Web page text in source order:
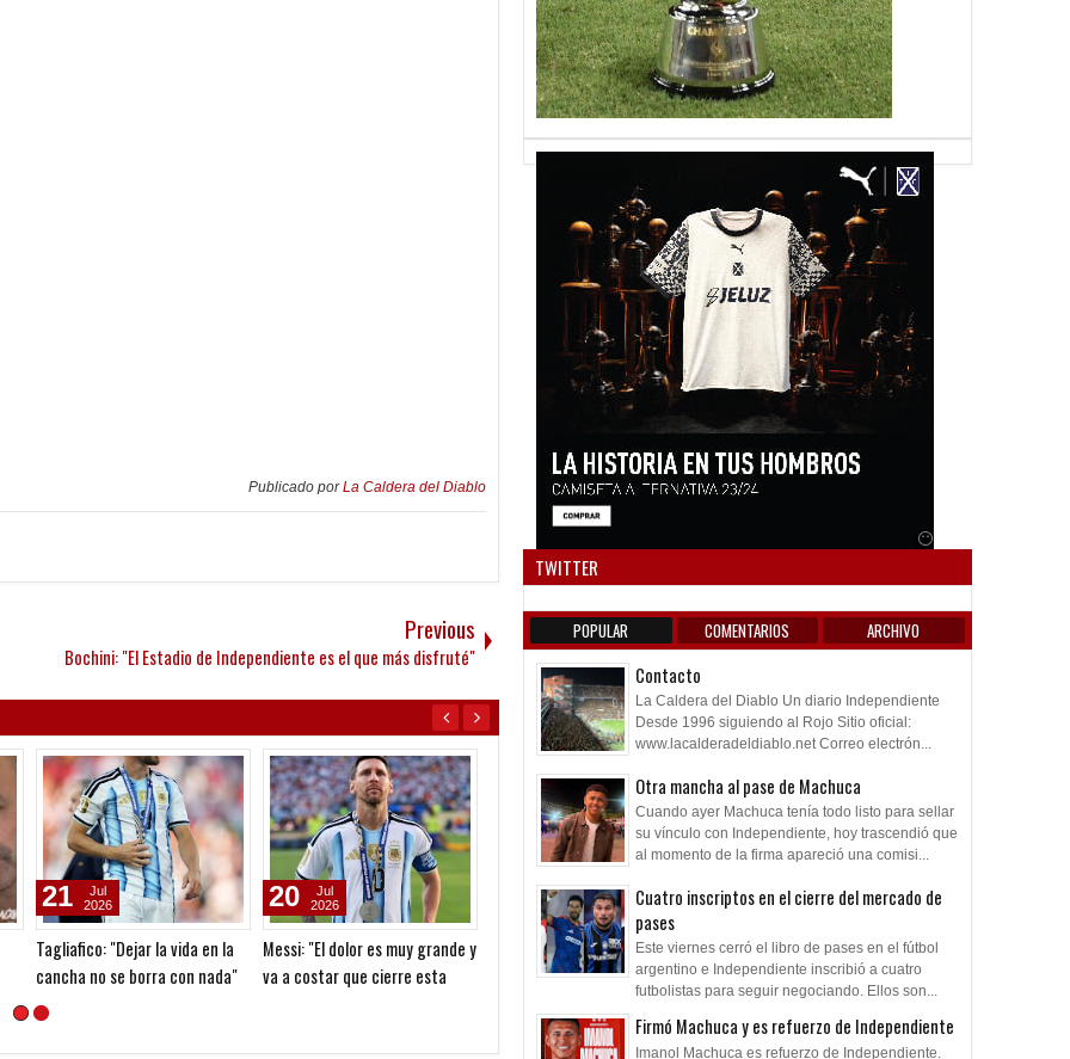
Publicado porLa Caldera del Diablo
Previous
Bochini: "El Estadio de Independiente es el que más disfruté"
Se festejó en el Obelisco
19
Jul
2026
Falcioni: "Estamos dándole
forma a un equipo"
28
Apr
2021
Atacando es otra cosa
Apr
2021
TWITTER
POPULAR COMENTARIOS ARCHIVO
Contacto
La Caldera del Diablo Un diario Independiente
Desde 1996 siguiendo al Rojo Sitio oficial:
www.lacalderadeldiablo.net Correo electrón...
Otra mancha al pase de Machuca
Cuando ayer Machuca tenía todo listo para sellar
su vínculo con Independiente, hoy trascendió que
al momento de la firma apareció una comisi...
Cuatro inscriptos en el cierre del mercado de
pases
Este viernes cerró el libro de pases en el fútbol
argentino e Independiente inscribió a cuatro
futbolistas para seguir negociando. Ellos son...
Firmó Machuca y es refuerzo de Independiente
Imanol Machuca es refuerzo de Independiente.